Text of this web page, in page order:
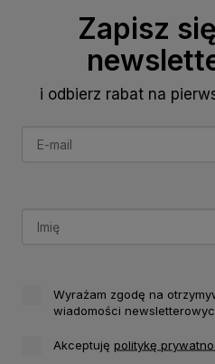
Do koszyka
Zapisz
i odbierz rabat na
Wyrażam zgodę na
wiadomości
Akceptuję politykę